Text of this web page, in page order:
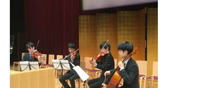
演奏会の歴史
出張演奏
九大フィル特集ページ